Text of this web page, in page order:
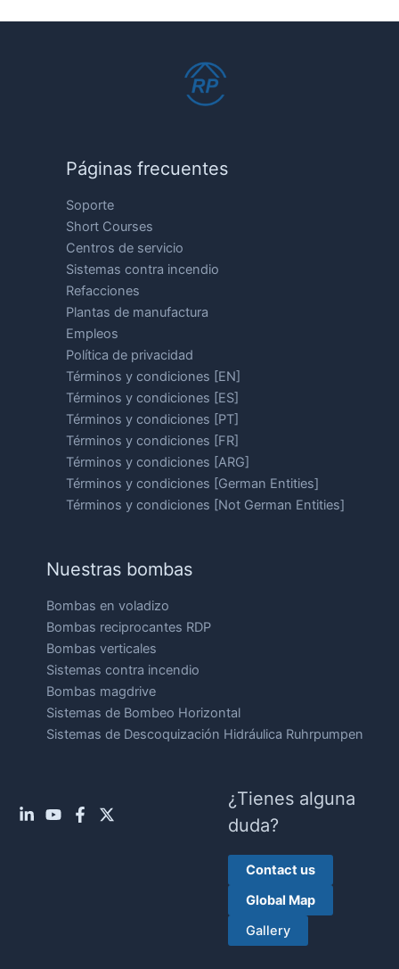
Páginas frecuentes
Soporte
Short Courses
Centros de servicio
Sistemas contra incendio
Refacciones
Plantas de manufactura
Empleos
Política de privacidad
Términos y condiciones [EN]
Términos y condiciones [ES]
Términos y condiciones [PT]
Términos y condiciones [FR]
Términos y condiciones [ARG]
Términos y condiciones [German Entities]
Términos y condiciones [Not German Entities]
Nuestras bombas
Bombas en voladizo
Bombas reciprocantes RDP
Bombas verticales
Sistemas contra incendio
Bombas magdrive
Sistemas de Bombeo Horizontal
Sistemas de Descoquización Hidráulica Ruhrpumpen
¿Tienes alguna
duda?
Contact us
Global Map
Gallery